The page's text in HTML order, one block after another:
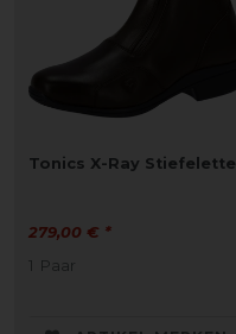
Tonics X-Ray Stiefelette
279,00 € *
1 Paar